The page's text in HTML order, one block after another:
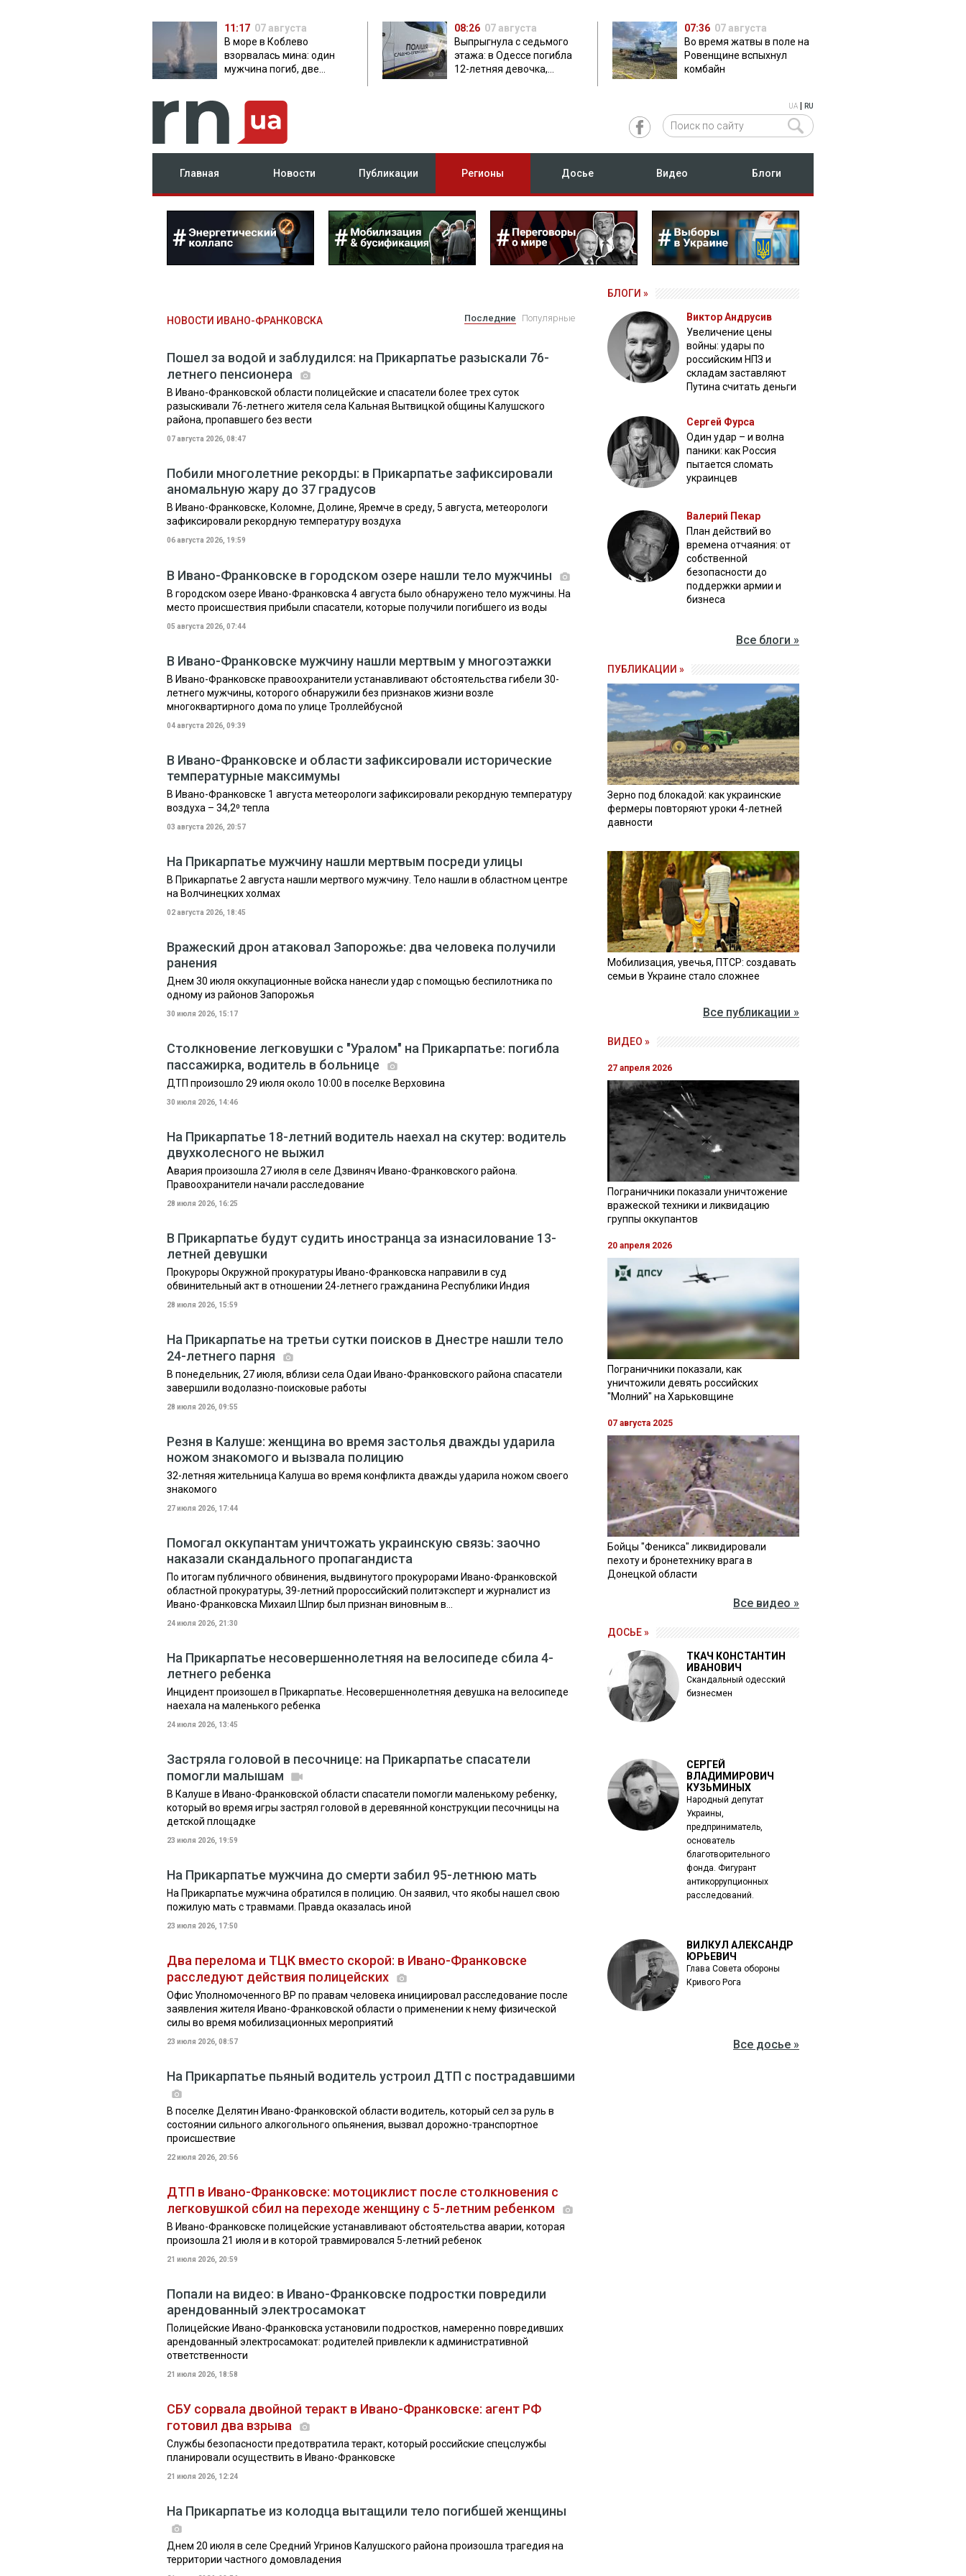
11:17 07 августа
В море в Коблево
взорвалась мина: один
мужчина погиб, две
08:26 07 августа
Выпрыгнула с седьмого
этажа: в Одессе погибла
12-летняя девочка,
07:36 07 августа
Во время жатвы в поле на
Ровенщине вспыхнул
комбайн
UA RU
Главная Новости Публикации Регионы Досье Видео Блоги
НОВОСТИ ИВАНО-ФРАНКОВСКА Последние Популярные
Пошел за водой и заблудился: на Прикарпатье разыскали 76-
летнего пенсионера
В Ивано-Франковской области полицейские и спасатели более трех суток
разыскивали 76-летнего жителя села Кальная Вытвицкой общины Калушского
района, пропавшего без вести
07 августа 2026, 08:47
Побили многолетние рекорды: в Прикарпатье зафиксировали
аномальную жару до 37 градусов
В Ивано-Франковске, Коломне, Долине, Яремче в среду, 5 августа, метеорологи
зафиксировали рекордную температуру воздуха
06 августа 2026, 19:59
В Ивано-Франковске в городском озере нашли тело мужчины
В городском озере Ивано-Франковска 4 августа было обнаружено тело мужчины. На
место происшествия прибыли спасатели, которые получили погибшего из воды
05 августа 2026, 07:44
В Ивано-Франковске мужчину нашли мертвым у многоэтажки
В Ивано-Франковске правоохранители устанавливают обстоятельства гибели 30-
летнего мужчины, которого обнаружили без признаков жизни возле
многоквартирного дома по улице Троллейбусной
04 августа 2026, 09:39
В Ивано-Франковске и области зафиксировали исторические
температурные максимумы
В Ивано-Франковске 1 августа метеорологи зафиксировали рекордную температуру
воздуха – 34,2⁰ тепла
03 августа 2026, 20:57
На Прикарпатье мужчину нашли мертвым посреди улицы
В Прикарпатье 2 августа нашли мертвого мужчину. Тело нашли в областном центре
на Волчинецких холмах
02 августа 2026, 18:45
Вражеский дрон атаковал Запорожье: два человека получили
ранения
Днем 30 июля оккупационные войска нанесли удар с помощью беспилотника по
одному из районов Запорожья
30 июля 2026, 15:17
Столкновение легковушки с "Уралом" на Прикарпатье: погибла
пассажирка, водитель в больнице
ДТП произошло 29 июля около 10:00 в поселке Верховина
30 июля 2026, 14:46
На Прикарпатье 18-летний водитель наехал на скутер: водитель
двухколесного не выжил
Авария произошла 27 июля в селе Дзвиняч Ивано-Франковского района.
Правоохранители начали расследование
28 июля 2026, 16:25
В Прикарпатье будут судить иностранца за изнасилование 13-
летней девушки
Прокуроры Окружной прокуратуры Ивано-Франковска направили в суд
обвинительный акт в отношении 24-летнего гражданина Республики Индия
28 июля 2026, 15:59
На Прикарпатье на третьи сутки поисков в Днестре нашли тело
24-летнего парня
В понедельник, 27 июля, вблизи села Одаи Ивано-Франковского района спасатели
завершили водолазно-поисковые работы
28 июля 2026, 09:55
Резня в Калуше: женщина во время застолья дважды ударила
ножом знакомого и вызвала полицию
32-летняя жительница Калуша во время конфликта дважды ударила ножом своего
знакомого
27 июля 2026, 17:44
Помогал оккупантам уничтожать украинскую связь: заочно
наказали скандального пропагандиста
По итогам публичного обвинения, выдвинутого прокурорами Ивано-Франковской
областной прокуратуры, 39-летний пророссийский политэксперт и журналист из
Ивано-Франковска Михаил Шпир был признан виновным в...
24 июля 2026, 21:30
На Прикарпатье несовершеннолетняя на велосипеде сбила 4-
летнего ребенка
Инцидент произошел в Прикарпатье. Несовершеннолетняя девушка на велосипеде
наехала на маленького ребенка
24 июля 2026, 13:45
Застряла головой в песочнице: на Прикарпатье спасатели
помогли малышам
В Калуше в Ивано-Франковской области спасатели помогли маленькому ребенку,
который во время игры застрял головой в деревянной конструкции песочницы на
детской площадке
23 июля 2026, 19:59
На Прикарпатье мужчина до смерти забил 95-летнюю мать
На Прикарпатье мужчина обратился в полицию. Он заявил, что якобы нашел свою
пожилую мать с травмами. Правда оказалась иной
23 июля 2026, 17:50
Два перелома и ТЦК вместо скорой: в Ивано-Франковске
расследуют действия полицейских
Офис Уполномоченного ВР по правам человека инициировал расследование после
заявления жителя Ивано-Франковской области о применении к нему физической
силы во время мобилизационных мероприятий
23 июля 2026, 08:57
На Прикарпатье пьяный водитель устроил ДТП с пострадавшими
В поселке Делятин Ивано-Франковской области водитель, который сел за руль в
состоянии сильного алкогольного опьянения, вызвал дорожно-транспортное
происшествие
22 июля 2026, 20:56
ДТП в Ивано-Франковске: мотоциклист после столкновения с
легковушкой сбил на переходе женщину с 5-летним ребенком
В Ивано-Франковске полицейские устанавливают обстоятельства аварии, которая
произошла 21 июля и в которой травмировался 5-летний ребенок
21 июля 2026, 20:59
Попали на видео: в Ивано-Франковске подростки повредили
арендованный электросамокат
Полицейские Ивано-Франковска установили подростков, намеренно повредивших
арендованный электросамокат: родителей привлекли к административной
ответственности
21 июля 2026, 18:58
СБУ сорвала двойной теракт в Ивано-Франковске: агент РФ
готовил два взрыва
Службы безопасности предотвратила теракт, который российские спецслужбы
планировали осуществить в Ивано-Франковске
21 июля 2026, 12:24
На Прикарпатье из колодца вытащили тело погибшей женщины
Днем 20 июля в селе Средний Угринов Калушского района произошла трагедия на
территории частного домовладения
БЛОГИ »
Виктор Андрусив
Увеличение цены
войны: удары по
российским НПЗ и
складам заставляют
Путина считать деньги
Сергей Фурса
Один удар – и волна
паники: как Россия
пытается сломать
украинцев
Валерий Пекар
План действий во
времена отчаяния: от
собственной
безопасности до
поддержки армии и
бизнеса
Все блоги »
ПУБЛИКАЦИИ »
Зерно под блокадой: как украинские
фермеры повторяют уроки 4-летней
давности
Мобилизация, увечья, ПТСР: создавать
семьи в Украине стало сложнее
Все публикации »
ВИДЕО »
27 апреля 2026
Пограничники показали уничтожение
вражеской техники и ликвидацию
группы оккупантов
20 апреля 2026
Пограничники показали, как
уничтожили девять российских
"Молний" на Харьковщине
07 августа 2025
Бойцы "Феникса" ликвидировали
пехоту и бронетехнику врага в
Донецкой области
Все видео »
ДОСЬЕ »
ТКАЧ КОНСТАНТИН
ИВАНОВИЧ
Скандальный одесский
бизнесмен
СЕРГЕЙ
ВЛАДИМИРОВИЧ
КУЗЬМИНЫХ
Народный депутат
Украины,
предприниматель,
основатель
благотворительного
фонда. Фигурант
антикоррупционных
расследований.
ВИЛКУЛ АЛЕКСАНДР
ЮРЬЕВИЧ
Глава Совета обороны
Кривого Рога
Все досье »